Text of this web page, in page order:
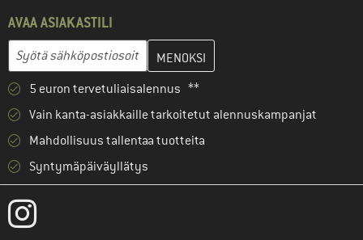
AVAA ASIAKASTILI
Sähköpostiosoite
Anna sähköpostiosoitteesi ja luo seuraavassa vaiheessa
5 euron tervetuliaisalennus **
Vain kanta-asiakkaille tarkoitetut alennuskampanjat
Mahdollisuus tallentaa tuotteita
Syntymäpäiväyllätys